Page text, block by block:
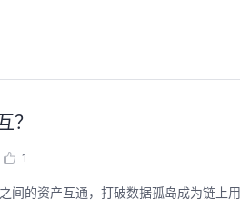
？
1
的资产互通，打破数据孤岛成为链上
聚开发者之力，创具身新未来
张豪杰/程文/王军/刘新春/黄钦开 /张晓天
面向具身智能开发者，带您全流程体验机器人